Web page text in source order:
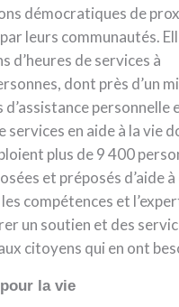
démocratiques de
leurs communautés.
d’heures de services à
dont près d’un
d’assistance personnelle
services en aide à la vie
plus de 9 400
et préposés d’aide
compétences et
un soutien et des
citoyens qui en ont
la vie